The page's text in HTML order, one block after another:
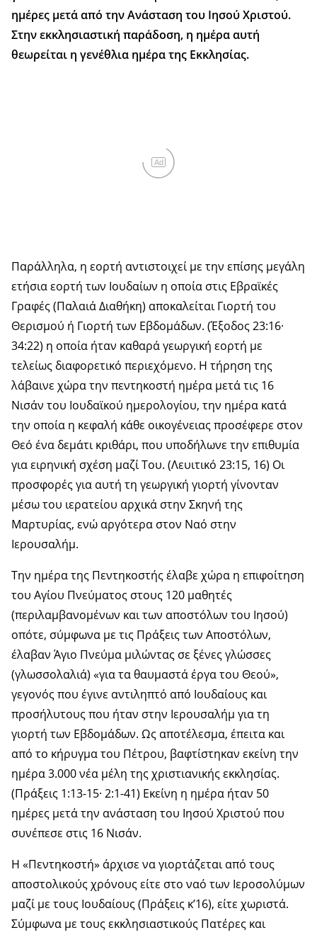
ημέρες μετά από την Ανάσταση του Ιησού Χριστού.
Στην εκκλησιαστική παράδοση, η ημέρα αυτή
θεωρείται η γενέθλια ημέρα της Εκκλησίας.
Ad
Παράλληλα, η εορτή αντιστοιχεί με την επίσης μεγάλη
ετήσια εορτή των Ιουδαίων η οποία στις Εβραϊκές
Γραφές (Παλαιά Διαθήκη) αποκαλείται Γιορτή του
Θερισμού ή Γιορτή των Εβδομάδων. (Έξοδος 23:16·
34:22) η οποία ήταν καθαρά γεωργική εορτή με
τελείως διαφορετικό περιεχόμενο. Η τήρηση της
λάβαινε χώρα την πεντηκοστή ημέρα μετά τις 16
Νισάν του Ιουδαϊκού ημερολογίου, την ημέρα κατά
την οποία η κεφαλή κάθε οικογένειας προσέφερε στον
Θεό ένα δεμάτι κριθάρι, που υποδήλωνε την επιθυμία
για ειρηνική σχέση μαζί Του. (Λευιτικό 23:15, 16) Οι
προσφορές για αυτή τη γεωργική γιορτή γίνονταν
μέσω του ιερατείου αρχικά στην Σκηνή της
Μαρτυρίας, ενώ αργότερα στον Ναό στην
Ιερουσαλήμ.
Την ημέρα της Πεντηκοστής έλαβε χώρα η επιφοίτηση
του Αγίου Πνεύματος στους 120 μαθητές
(περιλαμβανομένων και των αποστόλων του Ιησού)
οπότε, σύμφωνα με τις Πράξεις των Αποστόλων,
έλαβαν Άγιο Πνεύμα μιλώντας σε ξένες γλώσσες
(γλωσσολαλιά) «για τα θαυμαστά έργα του Θεού»,
γεγονός που έγινε αντιληπτό από Ιουδαίους και
προσήλυτους που ήταν στην Ιερουσαλήμ για τη
γιορτή των Εβδομάδων. Ως αποτέλεσμα, έπειτα και
από το κήρυγμα του Πέτρου, βαφτίστηκαν εκείνη την
ημέρα 3.000 νέα μέλη της χριστιανικής εκκλησίας.
(Πράξεις 1:13-15· 2:1-41) Εκείνη η ημέρα ήταν 50
ημέρες μετά την ανάσταση του Ιησού Χριστού που
συνέπεσε στις 16 Νισάν.
Η «Πεντηκοστή» άρχισε να γιορτάζεται από τους
αποστολικούς χρόνους είτε στο ναό των Ιεροσολύμων
μαζί με τους Ιουδαίους (Πράξεις κ’16), είτε χωριστά.
Σύμφωνα με τους εκκλησιαστικούς Πατέρες και